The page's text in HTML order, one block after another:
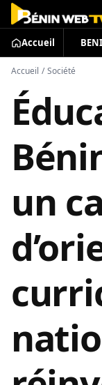
Accueil
Accueil / Société
un